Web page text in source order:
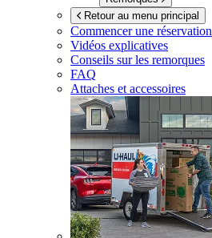
Retour au menu principal
Commencer une réservation
Vidéos explicatives
Conseils sur les remorques
FAQ
Attaches et accessoires